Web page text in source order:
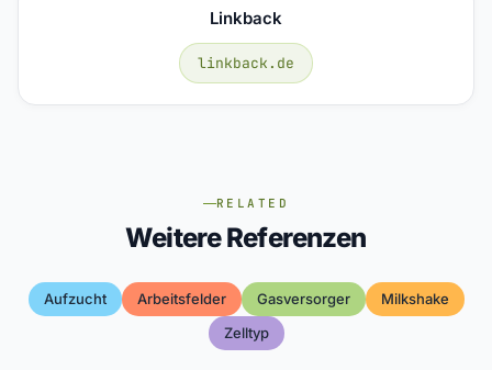
Linkback
linkback.de
RELATED
Weitere Referenzen
Aufzucht Arbeitsfelder Gasversorger
Milkshake
Zelltyp